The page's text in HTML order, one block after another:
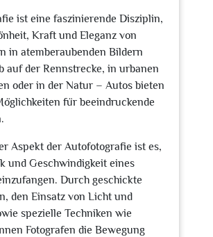
ist eine faszinierende Disziplin,
Kraft und Eleganz von
in atemberaubenden Bildern
auf der Rennstrecke, in urbanen
oder in der Natur – Autos bieten
für beeindruckende
Aspekt der Autofotografie ist es,
und Geschwindigkeit eines
Durch geschickte
den Einsatz von Licht und
spezielle Techniken wie
Fotografen die Bewegung